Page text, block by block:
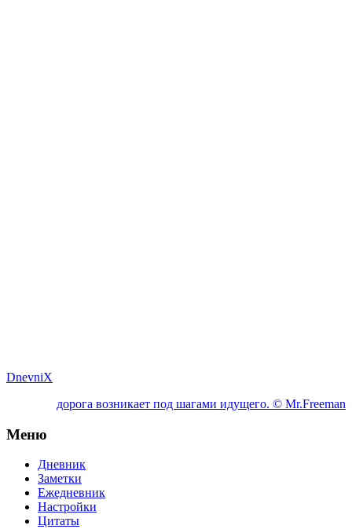
DnevniX
дорога возникает под шагами идущего. © Mr.Freeman
Меню
Дневник
Заметки
Ежедневник
Настройки
Цитаты